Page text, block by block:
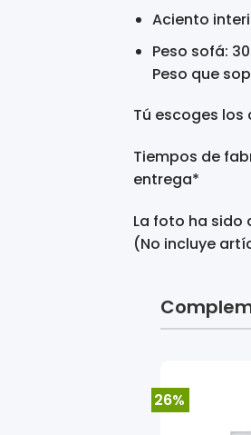
Aciento
Peso sofá:
Peso que
Tú escoges
Tiempos de
entrega*
La foto ha sido
(No incluye
26%